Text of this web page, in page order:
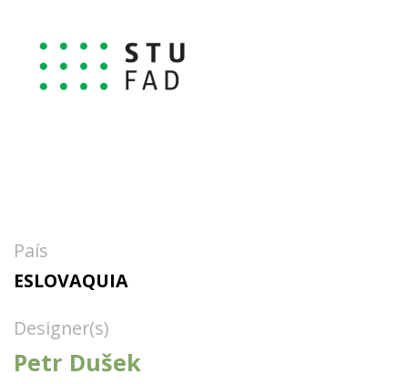
País
ESLOVAQUIA
Designer(s)
Petr Dušek